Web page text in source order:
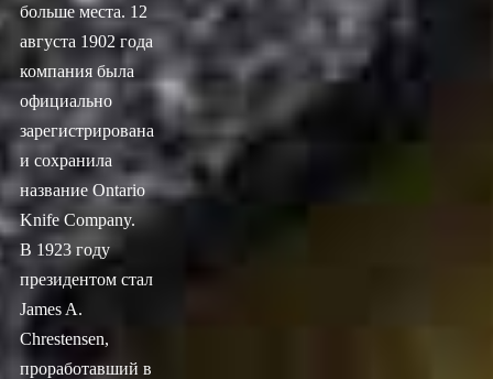
больше места. 12
августа 1902 года
компания была
официально
зарегистрирована
и сохранила
название Ontario
Knife Company.
В 1923 году
президентом стал
James A.
Chrestensen,
проработавший в